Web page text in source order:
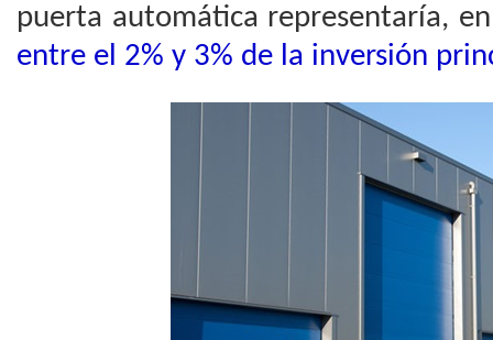
puerta automática representaría,
entre el 2% y 3% de la inversión